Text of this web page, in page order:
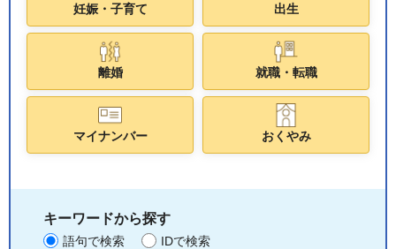
妊娠・子育て 出生
離婚 就職・転職
マイナンバー おくやみ
キーワードから探す
語句で検索 IDで検索